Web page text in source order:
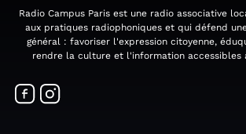
Radio Campus Paris est une radio associative
aux pratiques radiophoniques et qui défend
général : favoriser l'expression citoyenne,
rendre la culture et l'information accessibles